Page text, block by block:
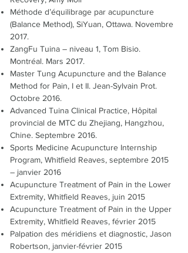
Méthode d’équilibrage par acupuncture
(Balance Method), SiYuan, Ottawa. Novembre
2017.
ZangFu Tuina – niveau 1, Tom Bisio.
Montréal. Mars 2017.
Master Tung Acupuncture and the Balance
Method for Pain, I et II. Jean-Sylvain Prot.
Octobre 2016.
Advanced Tuina Clinical Practice, Hôpital
provincial de MTC du Zhejiang, Hangzhou,
Chine. Septembre 2016.
Sports Medicine Acupuncture Internship
Program, Whitfield Reaves, septembre 2015
– janvier 2016
Acupuncture Treatment of Pain in the Lower
Extremity, Whitfield Reaves, juin 2015
Acupuncture Treatment of Pain in the Upper
Extremity, Whitfield Reaves, février 2015
Palpation des méridiens et diagnostic, Jason
Robertson, janvier-février 2015